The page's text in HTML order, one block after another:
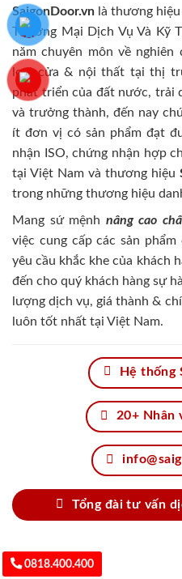
SaigonDoor.vn là thương
Thương Mại Dịch Vụ Và Kỹ
năm chuyên môn về
loại cửa & nội thất tại thị
phát triển của đất nước, trải
và trưởng thành, đến nay
ít đơn vị có sản phẩm đạt
nhận ISO, chứng nhận hợp
tại Việt Nam và thương hiệu
trong những thương hiệu
Mang sứ mệnh nâng cao
việc cung cấp các sản
yêu cầu khắc khe của khách
đến cho quý khách hàng sự
lượng dịch vụ, giá thành &
luôn tốt nhất tại Việt Nam.
Hệ thống
20+ Nhân
Tổng đài tư vấn
0818.400.400